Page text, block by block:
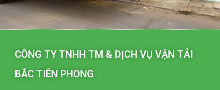
CÔNG TY TNHH TM & DỊCH VỤ VẬN TẢI
BẮC TIÊN PHONG